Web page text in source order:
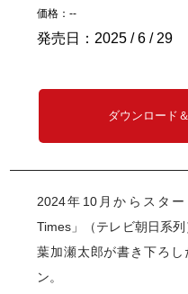
価格：--
発売日：2025 / 6 / 29
ダウンロード
2024年10月からスタ
Times」（テレビ朝日系
葉加瀬太郎が書き下ろ
ン。